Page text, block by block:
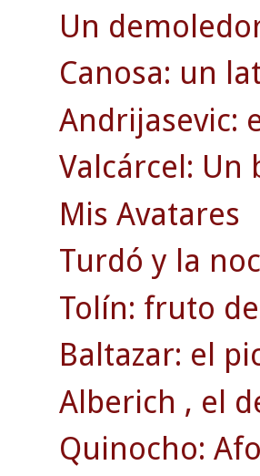
Un
Canosa: un
Andrijasevic:
Valcárcel:
Mis Avatares
Turdó y la
Tolín: fruto
Baltazar: el
Alberich , el
Quinocho: